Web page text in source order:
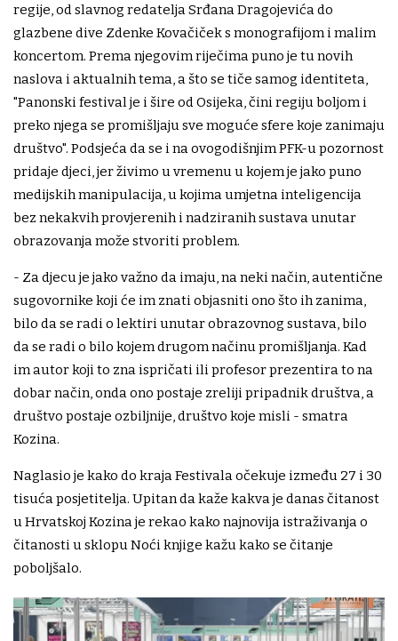
regije, od slavnog redatelja Srđana Dragojevića do
glazbene dive Zdenke Kovačiček s monografijom i malim
koncertom. Prema njegovim riječima puno je tu novih
naslova i aktualnih tema, a što se tiče samog identiteta,
"Panonski festival je i šire od Osijeka, čini regiju boljom i
preko njega se promišljaju sve moguće sfere koje zanimaju
društvo". Podsjeća da se i na ovogodišnjim PFK-u pozornost
pridaje djeci, jer živimo u vremenu u kojem je jako puno
medijskih manipulacija, u kojima umjetna inteligencija
bez nekakvih provjerenih i nadziranih sustava unutar
obrazovanja može stvoriti problem.
- Za djecu je jako važno da imaju, na neki način, autentične
sugovornike koji će im znati objasniti ono što ih zanima,
bilo da se radi o lektiri unutar obrazovnog sustava, bilo
da se radi o bilo kojem drugom načinu promišljanja. Kad
im autor koji to zna ispričati ili profesor prezentira to na
dobar način, onda ono postaje zreliji pripadnik društva, a
društvo postaje ozbiljnije, društvo koje misli - smatra
Kozina.
Naglasio je kako do kraja Festivala očekuje između 27 i 30
tisuća posjetitelja. Upitan da kaže kakva je danas čitanost
u Hrvatskoj Kozina je rekao kako najnovija istraživanja o
čitanosti u sklopu Noći knjige kažu kako se čitanje
poboljšalo.